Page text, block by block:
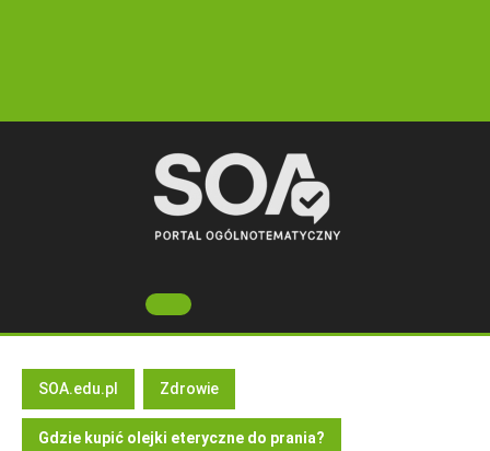
Open
Button
SOA.edu.pl Zdrowie
Gdzie kupić olejki eteryczne do prania?